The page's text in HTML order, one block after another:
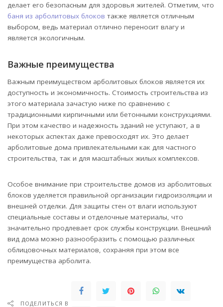
делает его безопасным для здоровья жителей. Отметим, что
баня из арболитовых блоков также является отличным
выбором, ведь материал отлично переносит влагу и
является экологичным.
Важные преимущества
Важным преимуществом арболитовых блоков является их
доступность и экономичность. Стоимость строительства из
этого материала зачастую ниже по сравнению с
традиционными кирпичными или бетонными конструкциями.
При этом качество и надежность зданий не уступают, а в
некоторых аспектах даже превосходят их. Это делает
арболитовые дома привлекательными как для частного
строительства, так и для масштабных жилых комплексов.
Особое внимание при строительстве домов из арболитовых
блоков уделяется правильной организации гидроизоляции и
внешней отделки. Для защиты стен от влаги используют
специальные составы и отделочные материалы, что
значительно продлевает срок службы конструкции. Внешний
вид дома можно разнообразить с помощью различных
облицовочных материалов, сохраняя при этом все
преимущества арболита.
ПОДЕЛИТЬСЯ В